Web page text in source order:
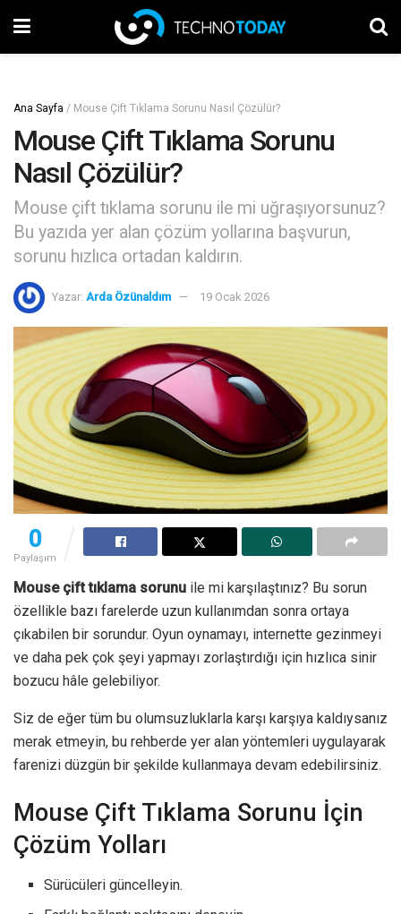
Ana Sayfa / Mouse Çift Tıklama Sorunu Nasıl Çözülür?
Mouse Çift Tıklama Sorunu
Nasıl Çözülür?
Mouse çift tıklama sorunu ile mi uğraşıyorsunuz?
Bu yazıda yer alan çözüm yollarına başvurun,
sorunu hızlıca ortadan kaldırın.
Yazar: Arda Özünaldım 19 Ocak 2026
0
Paylaşım
Mouse çift tıklama sorunu ile mi karşılaştınız? Bu sorun
özellikle bazı farelerde uzun kullanımdan sonra ortaya
çıkabilen bir sorundur. Oyun oynamayı, internette gezinmeyi
ve daha pek çok şeyi yapmayı zorlaştırdığı için hızlıca sinir
bozucu hâle gelebiliyor.
Siz de eğer tüm bu olumsuzluklarla karşı karşıya kaldıysanız
merak etmeyin, bu rehberde yer alan yöntemleri uygulayarak
farenizi düzgün bir şekilde kullanmaya devam edebilirsiniz.
Mouse Çift Tıklama Sorunu İçin
Çözüm Yolları
Sürücüleri güncelleyin.